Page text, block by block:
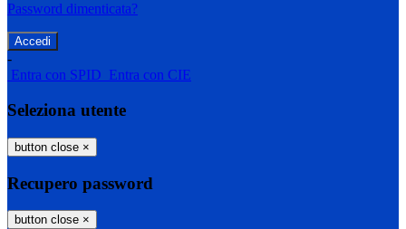
Password dimenticata?
-
Entra con SPID Entra con CIE
Seleziona utente
button close ×
Recupero password
button close ×